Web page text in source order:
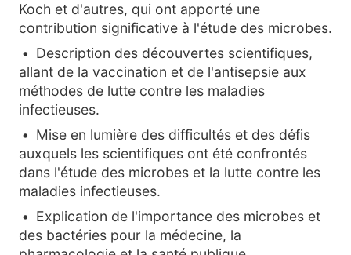
Koch et d'autres, qui ont apporté une
contribution significative à l'étude des microbes.
Description des découvertes scientifiques,
allant de la vaccination et de l'antisepsie aux
méthodes de lutte contre les maladies
infectieuses.
Mise en lumière des difficultés et des défis
auxquels les scientifiques ont été confrontés
dans l'étude des microbes et la lutte contre les
maladies infectieuses.
Explication de l'importance des microbes et
des bactéries pour la médecine, la